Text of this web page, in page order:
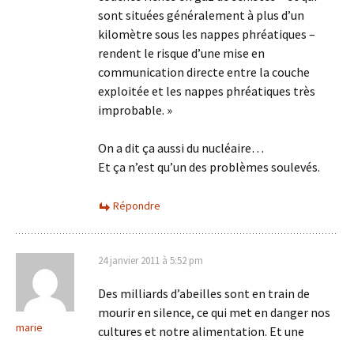
sont situées généralement à plus d’un
kilomètre sous les nappes phréatiques –
rendent le risque d’une mise en
communication directe entre la couche
exploitée et les nappes phréatiques très
improbable. »
On a dit ça aussi du nucléaire…
Et ça n’est qu’un des problèmes soulevés.
Répondre
marie
24 janvier 2011 à 5:52 pm
Des milliards d’abeilles sont en train de
mourir en silence, ce qui met en danger nos
cultures et notre alimentation. Et une